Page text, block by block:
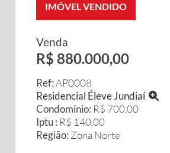
IMÓVEL VENDIDO
Venda
R$ 880.000,00
Ref:AP0008
Residencial Éleve Jundiaí
Condomínio: R$ 700,00
Iptu : R$ 140,00
Região: Zona Norte